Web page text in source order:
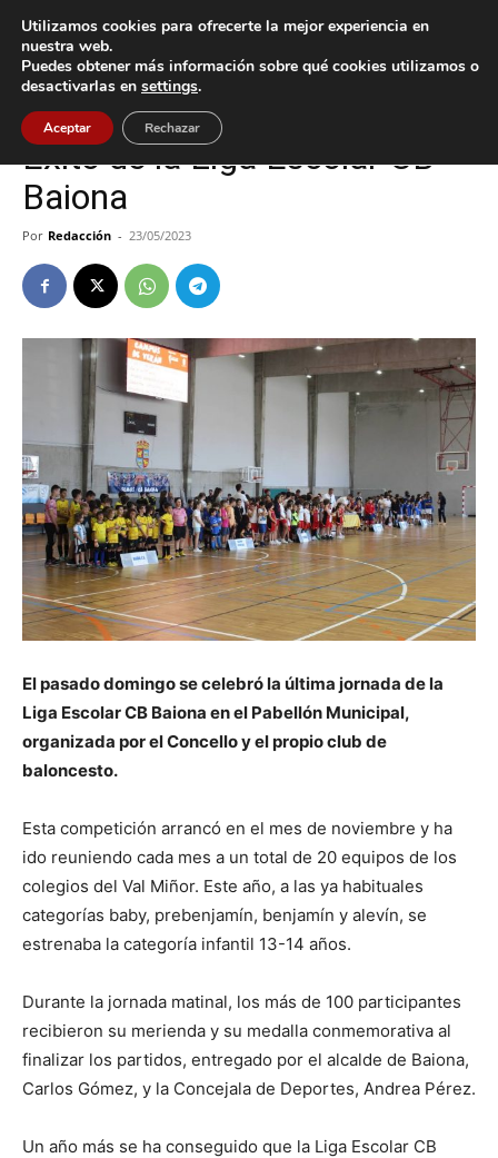
Inicio Baiona
Baiona Deportes
Éxito de la Liga Escolar CB
Baiona
Por Redacción - 23/05/2023
El pasado domingo se celebró la última jornada de la
Liga Escolar CB Baiona en el Pabellón Municipal,
organizada por el Concello y el propio club de
baloncesto.
Esta competición arrancó en el mes de noviembre y ha
ido reuniendo cada mes a un total de 20 equipos de los
colegios del Val Miñor. Este año, a las ya habituales
categorías baby, prebenjamín, benjamín y alevín, se
estrenaba la categoría infantil 13-14 años.
Durante la jornada matinal, los más de 100 participantes
recibieron su merienda y su medalla conmemorativa al
finalizar los partidos, entregado por el alcalde de Baiona,
Carlos Gómez, y la Concejala de Deportes, Andrea Pérez.
Un año más se ha conseguido que la Liga Escolar CB
Utilizamos cookies para ofrecerte la mejor experiencia en
nuestra web.
Puedes obtener más información sobre qué cookies utilizamos o
desactivarlas en settings.
Aceptar Rechazar